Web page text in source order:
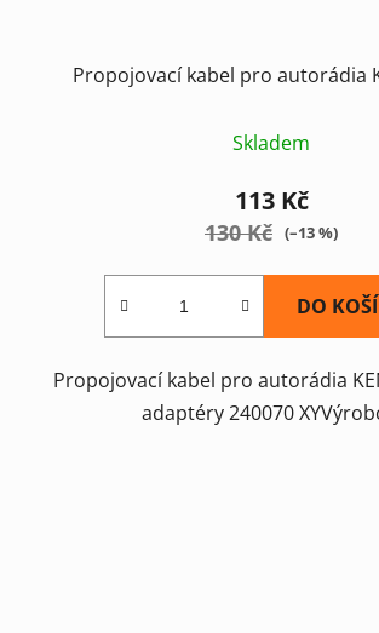
Propojovací kabel pro autorádia
Skladem
113 Kč
130 Kč (–13 %)
DO
Propojovací kabel pro autorádia
adaptéry 240070